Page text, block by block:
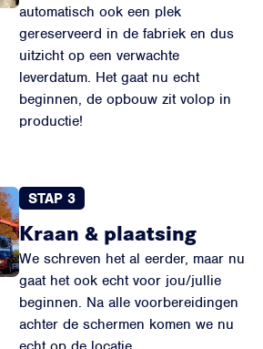
automatisch ook een plek
gereserveerd in de fabriek en dus
uitzicht op een verwachte
leverdatum. Het gaat nu echt
beginnen, de opbouw zit volop in
productie!
STAP 3
Kraan & plaatsing
We schreven het al eerder, maar nu
gaat het ook echt voor jou/jullie
beginnen. Na alle voorbereidingen
achter de schermen komen we nu